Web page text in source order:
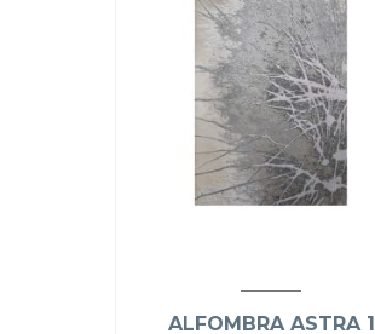
ALFOMBRA ASTRA 1